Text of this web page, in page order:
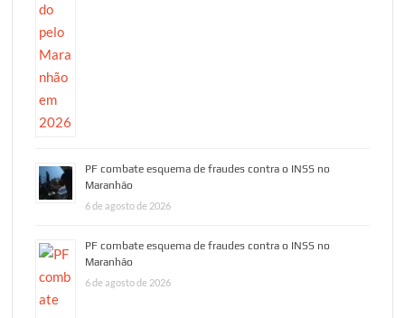
PF combate esquema de fraudes contra o INSS no
Maranhão
6 de agosto de 2026
PF combate esquema de fraudes contra o INSS no
Maranhão
6 de agosto de 2026